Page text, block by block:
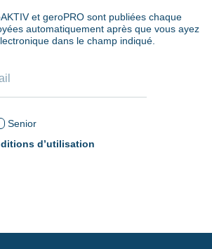
et geroPRO sont publiées chaque
automatiquement après que vous ayez
dans le champ indiqué.
Senior
d’utilisation